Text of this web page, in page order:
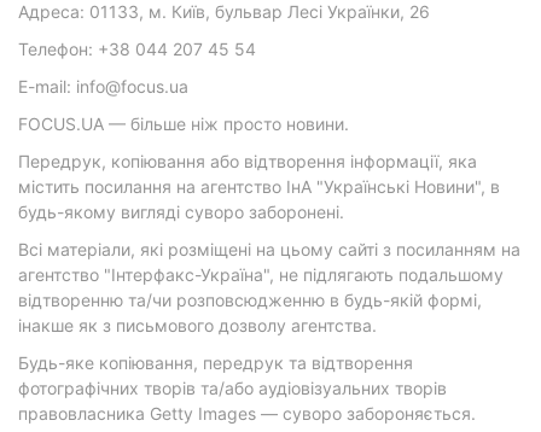
Адреса: 01133, м. Київ, бульвар Лесі Українки, 26
Телефон: +38 044 207 45 54
E-mail: info@focus.ua
FOCUS.UA — більше ніж просто новини.
Передрук, копіювання або відтворення інформації, яка
містить посилання на агентство ІнА "Українські Новини", в
будь-якому вигляді суворо заборонені.
Всі матеріали, які розміщені на цьому сайті з посиланням на
агентство "Інтерфакс-Україна", не підлягають подальшому
відтворенню та/чи розповсюдженню в будь-якій формі,
інакше як з письмового дозволу агентства.
Будь-яке копіювання, передрук та відтворення
фотографічних творів та/або аудіовізуальних творів
правовласника Getty Images — суворо забороняється.